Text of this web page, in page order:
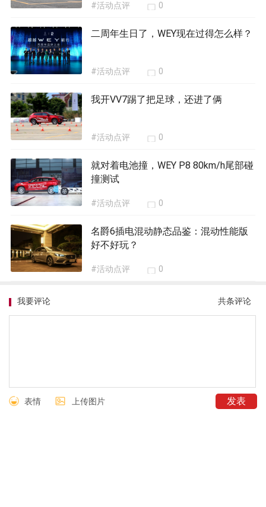
#活动点评 0
二周年生日了，WEY现在过得怎么样？
#活动点评 0
我开VV7踢了把足球，还进了俩
#活动点评 0
就对着电池撞，WEY P8 80km/h尾部碰
撞测试
#活动点评 0
名爵6插电混动静态品鉴：混动性能版
好不好玩？
#活动点评 0
共条评论
我要评论
表情 上传图片